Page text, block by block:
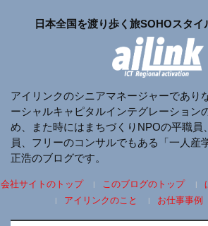
日本全国を渡り歩く旅SOHOスタ
アイリンクのシニアマネージャーであり
ーシャルキャピタルインテグレーション
め、また時にはまちづくりNPOの平職員
員、フリーのコンサルでもある「一人産
正浩のブログです。
会社サイトのトップ このブログのトップ
アイリンクのこと
お仕事事例